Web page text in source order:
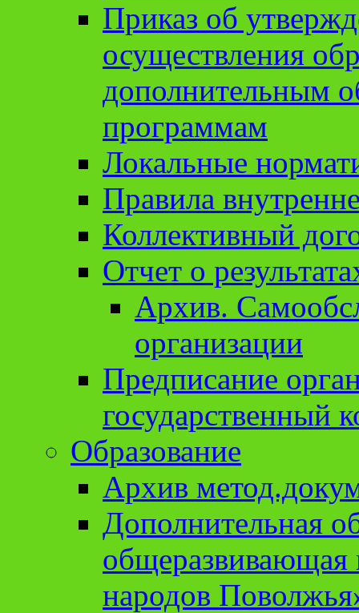
Приказ об
осуществления
дополнительным
программам
Локальные
Правила
Коллективный
Отчет о
Архив.
организации
Предписание
государственный
Образование
Архив
Дополнительная
народов